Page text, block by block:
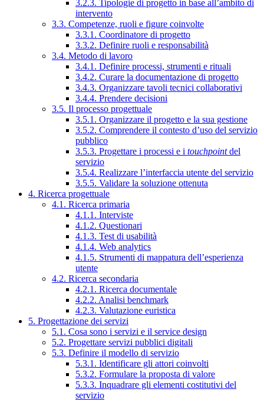
3.2.3. Tipologie di progetto in base all’ambito di
intervento
3.3. Competenze, ruoli e figure coinvolte
3.3.1. Coordinatore di progetto
3.3.2. Definire ruoli e responsabilità
3.4. Metodo di lavoro
3.4.1. Definire processi, strumenti e rituali
3.4.2. Curare la documentazione di progetto
3.4.3. Organizzare tavoli tecnici collaborativi
3.4.4. Prendere decisioni
3.5. Il processo progettuale
3.5.1. Organizzare il progetto e la sua gestione
3.5.2. Comprendere il contesto d’uso del servizio
pubblico
3.5.3. Progettare i processi e i touchpointdel
servizio
3.5.4. Realizzare l’interfaccia utente del servizio
3.5.5. Validare la soluzione ottenuta
4. Ricerca progettuale
4.1. Ricerca primaria
4.1.1. Interviste
4.1.2. Questionari
4.1.3. Test di usabilità
4.1.4. Web analytics
4.1.5. Strumenti di mappatura dell’esperienza
utente
4.2. Ricerca secondaria
4.2.1. Ricerca documentale
4.2.2. Analisi benchmark
4.2.3. Valutazione euristica
5. Progettazione dei servizi
5.1. Cosa sono i servizi e il service design
5.2. Progettare servizi pubblici digitali
5.3. Definire il modello di servizio
5.3.1. Identificare gli attori coinvolti
5.3.2. Formulare la proposta di valore
5.3.3. Inquadrare gli elementi costitutivi del
servizio